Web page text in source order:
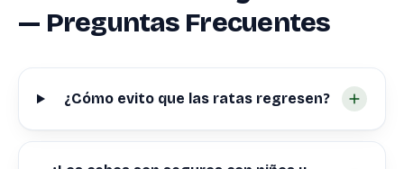
— Preguntas Frecuentes
¿Cómo evito que las ratas regresen?